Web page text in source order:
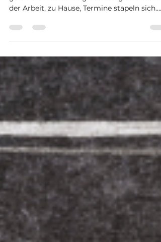
Es gibt immer wieder diese Phasen, in
der Arbeit, zu Hause, Termine stapeln sich.
Der Kopf ist nie richtig ruhig. Ständig denkt
Stress ist für viele kein Ausnahmezustand
mehr – sondern Alltag. Und oft passiert
immer das Gleiche: Das Training, das Dir
eigentlich guttut und jetzt noch wichtiger
wäre, rutscht als Erstes aus dem Kalender.
Nicht, weil es Dir egal ist. Sondern weil Du
glaub